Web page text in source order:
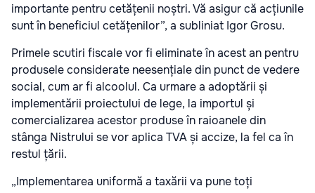
importante pentru cetățenii noștri. Vă asigur că acțiunile
sunt în beneficiul cetățenilor”, a subliniat Igor Grosu.
Primele scutiri fiscale vor fi eliminate în acest an pentru
produsele considerate neesențiale din punct de vedere
social, cum ar fi alcoolul. Ca urmare a adoptării și
implementării proiectului de lege, la importul și
comercializarea acestor produse în raioanele din
stânga Nistrului se vor aplica TVA și accize, la fel ca în
restul țării.
„Implementarea uniformă a taxării va pune toți